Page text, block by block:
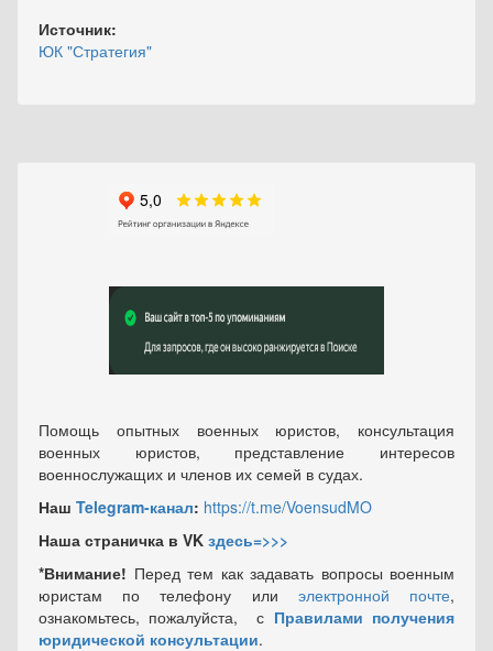
Источник:
ЮК "Стратегия"
Помощь опытных военных юристов, консультация
военных юристов, представление интересов
военнослужащих и членов их семей в судах.
Наш Telegram-канал: https://t.me/VoensudMO
Наша страничка в VK здесь=>>>
*Внимание! Перед тем как задавать вопросы военным
юристам по телефону или электронной почте,
ознакомьтесь, пожалуйста, с Правилами получения
юридической консультации.